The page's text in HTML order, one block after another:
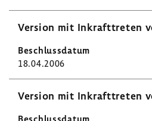
Version mit Inkraft­treten
18.04.2006
Version mit Inkraft­treten